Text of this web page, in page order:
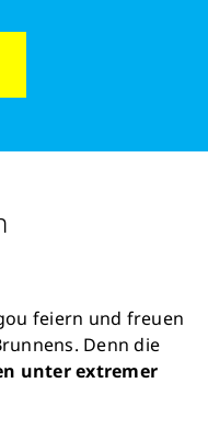
feiern und freuen
Denn die
unter extremer